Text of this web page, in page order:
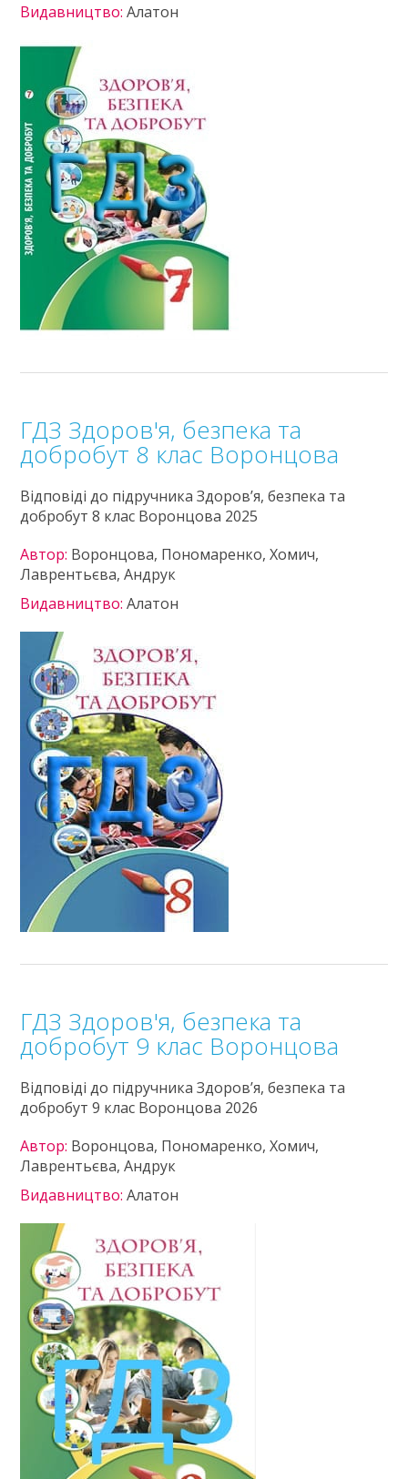
Видавництво:Алатон
ГДЗ Здоров'я, безпека та
добробут 8 клас Воронцова
Відповіді до підручника Здоров’я, безпека та
добробут 8 клас Воронцова 2025
Автор: Воронцова, Пономаренко, Хомич,
Лаврентьєва, Андрук
Видавництво:Алатон
ГДЗ Здоров'я, безпека та
добробут 9 клас Воронцова
Відповіді до підручника Здоров’я, безпека та
добробут 9 клас Воронцова 2026
Автор: Воронцова, Пономаренко, Хомич,
Лаврентьєва, Андрук
Видавництво:Алатон